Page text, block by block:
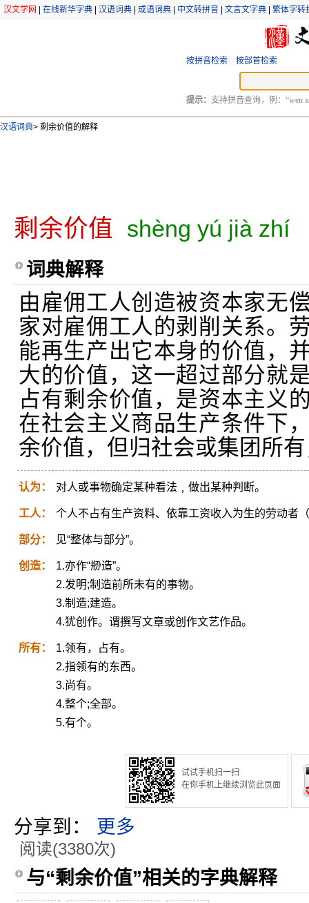
汉文学网 在线新华字典 汉语词典 成语词典 中文转拼音 文言文字典 繁体字转
按拼音检索 按部首检索
提示： 支持拼音查询，例：“wen
汉语词典> 剩余价值的解释
剩余价值 shèng yú jià zhí
词典解释
由雇佣工人创造被资本家无
家对雇佣工人的剥削关系。
能再生产出它本身的价值，
大的价值，这一超过部分就
占有剩余价值，是资本主义
在社会主义商品生产条件下
余价值，但归社会或集团所
认为： 对人或事物确定某种看法﹐做出某种判断。
工人： 个人不占有生产资料、依靠工资收入为生的劳动者
部分： 见“整体与部分”。
创造：
1.亦作“剙造”。
2.发明;制造前所未有的事物。
3.制造;建造。
4.犹创作。谓撰写文章或创作文艺作品。
所有：
1.领有，占有。
2.指领有的东西。
3.尚有。
4.整个;全部。
5.有个。
试试手机扫一扫
在你手机上继续浏览此页面
分享到： 更多
阅读(3380次)
与“剩余价值”相关的字典解释